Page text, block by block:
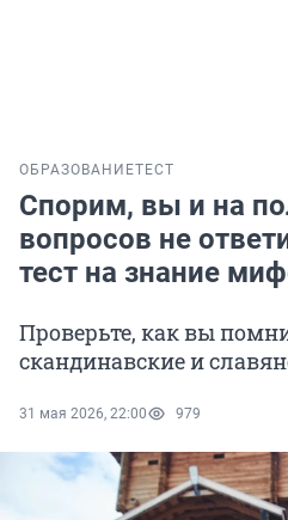
ОБРАЗОВАНИЕТЕСТ
Спорим, вы и на
вопросов не
тест на знание
Проверьте, как вы
скандинавские и
31 мая 2026, 22:00 979